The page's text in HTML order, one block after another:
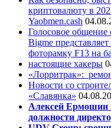
криптовалюту в
Yaobmen.cash
Голосовое
Bigme
фоторамку F13 на
настоящие хакеры
«Лорритрак»:
Новости со
«Славянка»
Алексей Ермошин
должности